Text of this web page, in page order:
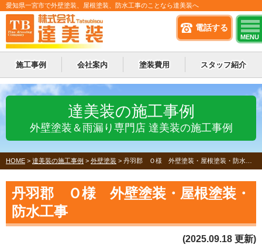
電話する
MENU
愛知県一宮市で外壁塗装、屋根塗装、防水工事のことなら達美装へ
施工事例 会社案内 塗装費用 スタッフ紹介
達美装の施工事例
外壁塗装＆雨漏り専門店 達美装の施工事例
HOME > 達美装の施工事例 > 外壁塗装 > 丹羽郡 Ｏ様 外壁塗装・屋根塗装・防水工事
丹羽郡 Ｏ様 外壁塗装・屋根塗装・
防水工事
(2025.09.18 更新)